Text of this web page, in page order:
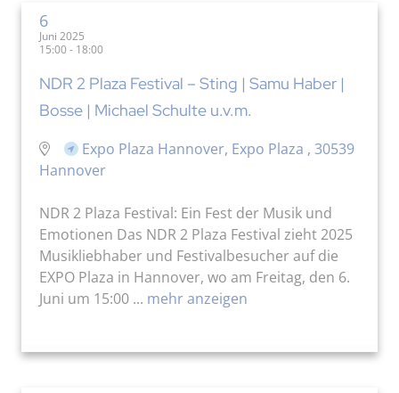
6
Juni 2025
15:00 - 18:00
NDR 2 Plaza Festival – Sting | Samu Haber |
Bosse | Michael Schulte u.v.m.
Expo Plaza Hannover, Expo Plaza , 30539
Hannover
NDR 2 Plaza Festival: Ein Fest der Musik und
Emotionen Das NDR 2 Plaza Festival zieht 2025
Musikliebhaber und Festivalbesucher auf die
EXPO Plaza in Hannover, wo am Freitag, den 6.
Juni um 15:00 ... mehr anzeigen